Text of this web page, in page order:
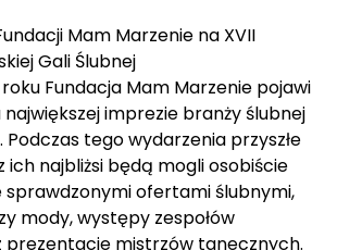
Mam Marzenie na XVII
Gali Ślubnej
Fundacja Mam Marzenie pojawi
imprezie branży ślubnej
tego wydarzenia przyszłe
ich najbliżsi będą mogli osobiście
sprawdzonymi ofertami ślubnymi,
mody, występy zespołów
prezentacje mistrzów tanecznych.